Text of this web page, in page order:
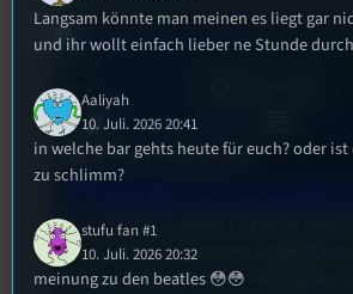
Allgemein, Filme & Serien
Anna Golosnichenko
Portrait of a Lady
Anna spricht in dieser Filmkritik über
Film, in dem mit sparsam eingesetzter
langen, stillen Blicken im Setting des
Langsam könnte man meinen es liegt gar
und ihr wollt einfach lieber ne Stunde
Aaliyah
10. Juli. 2026 20:41
in welche bar gehts heute für euch? oder
zu schlimm?
stufu fan #1
10. Juli. 2026 20:32
meinung zu den beatles 😳😳